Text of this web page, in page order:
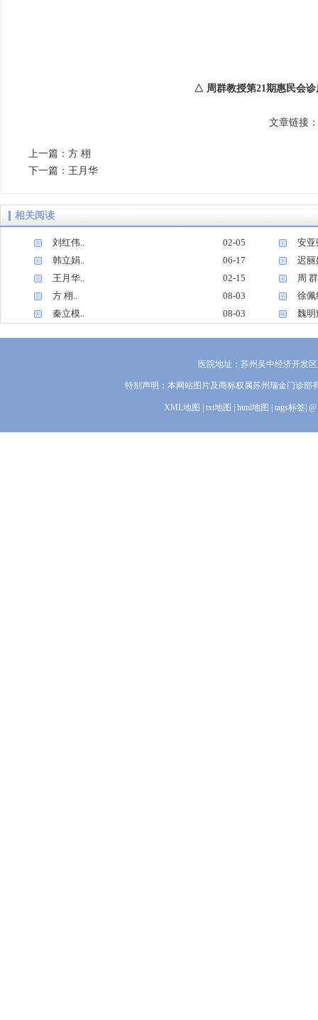
△ 周群教授第21期惠民会诊
文章链接
上一篇： 方 栩
下一篇： 王月华
相关阅读
1 刘红伟.. 02-05 2 安亚
3 韩立娟.. 06-17 4 迟丽
5 王月华.. 02-15 6 周
方 栩.. 08-03 8 徐佩
9 秦立模.. 08-03 10 魏明
医院地址：苏州吴中经济开发
特别声明：本网站图片及商标权属苏州瑞金门诊
XML地图 | txt地图 | html地图 | tags标签|